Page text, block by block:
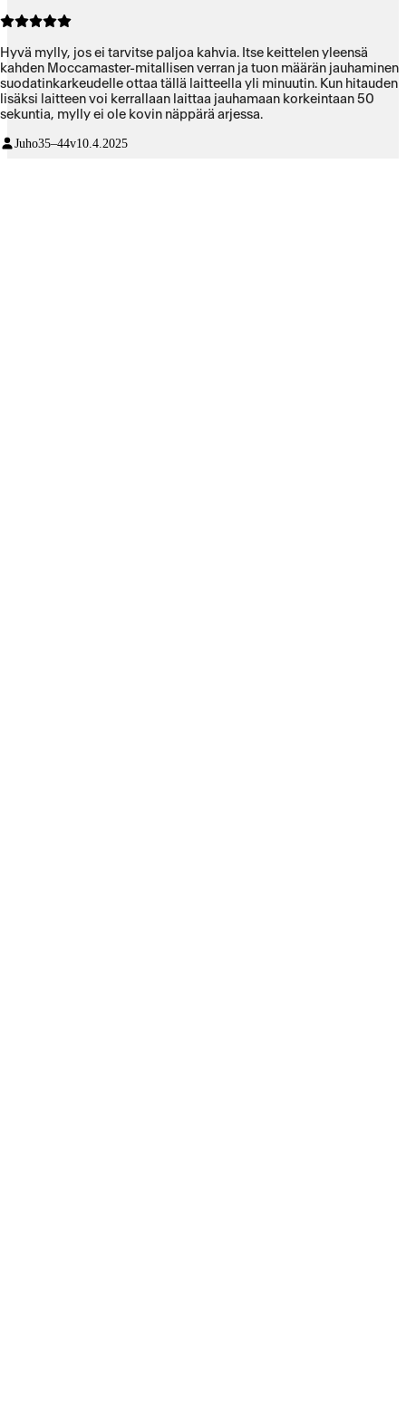
Hyvä mylly, jos ei tarvitse paljoa kahvia. Itse keittelen yleensä
kahden Moccamaster-mitallisen verran ja tuon määrän jauhaminen
suodatinkarkeudelle ottaa tällä laitteella yli minuutin. Kun hitauden
lisäksi laitteen voi kerrallaan laittaa jauhamaan korkeintaan 50
sekuntia, mylly ei ole kovin näppärä arjessa.
Juho35–44v10.4.2025